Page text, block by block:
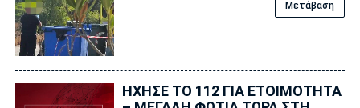
Μετάβαση
ΗΧΗΣΕ ΤΟ 112 ΓΙΑ ΕΤΟΙΜΟΤΗΤΑ